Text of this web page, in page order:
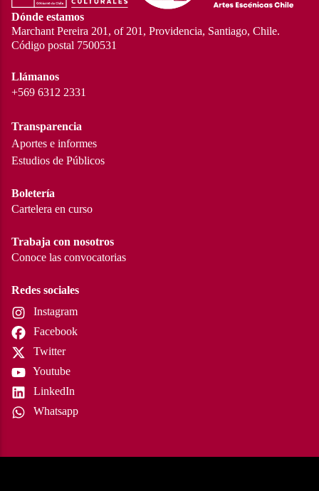
Dónde estamos
Marchant Pereira 201, of 201, Providencia, Santiago, Chile.
Código postal 7500531
Llámanos
+569 6312 2331
Transparencia
Aportes e informes
Estudios de Públicos
Boletería
Cartelera en curso
Trabaja con nosotros
Conoce las convocatorias
Redes sociales
Instagram
Facebook
Twitter
Youtube
LinkedIn
Whatsapp